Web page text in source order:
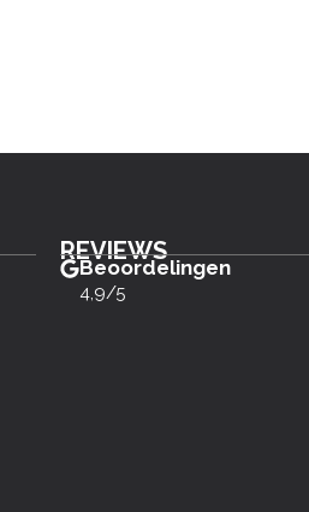
REVIEWS
Beoordelingen
4,9/5